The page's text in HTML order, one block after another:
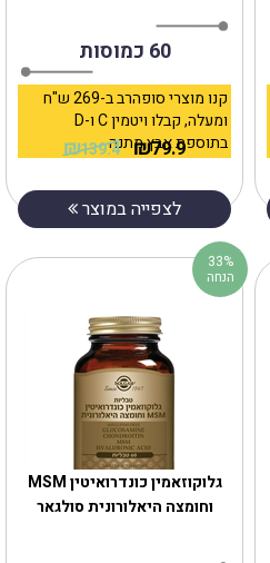
60 כמוסות
קנו מוצרי סופהרב ב-269 ש"ח
ומעלה, קבלו ויטמין C ו-D
בתוספת אבץ מתנה
79.9
₪
139.4
₪
לצפייה במוצר
גלוקוזאמין כונדרואיטין MSM
וחומצה היאלורונית סולגאר
33%
הנחה